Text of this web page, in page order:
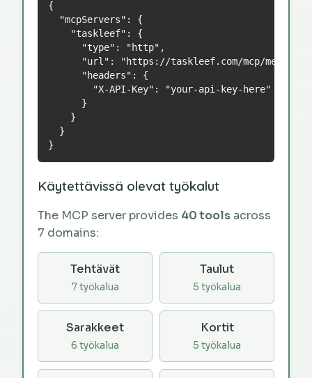
{
  "mcpServers": {
    "taskleef": {
      "type": "http",
"url": "https://taskleef.com/mcp/
      "headers": {
        "X-API-Key": "your-api-key-here"
      }
    }
  }
}
Käytettävissä olevat työkalut
The MCP server provides 40 tools across
7 domains:
Tehtävät
7 työkalua
Taulut
5 työkalua
Sarakkeet
6 työkalua
Kortit
5 työkalua